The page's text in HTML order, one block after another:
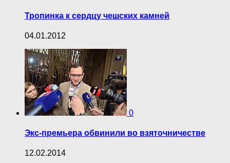
Тропинка к сердцу чешских камней
04.01.2012
0
Экс-премьера обвинили во взяточничестве
12.02.2014